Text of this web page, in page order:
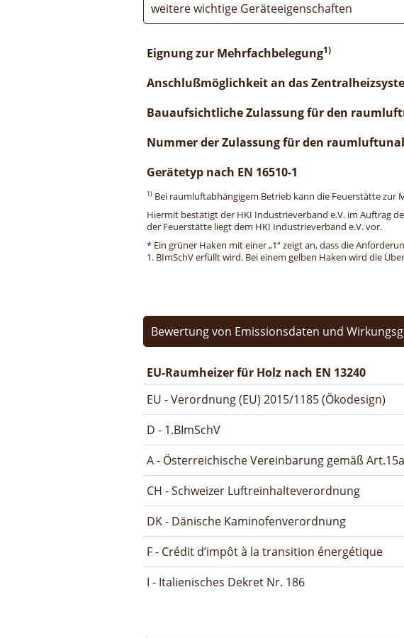
weitere wichtige Geräteeigenschaften
Eignung zur Mehrfachbelegung1)
Anschlußmöglichkeit an das
Bauaufsichtliche Zulassung für den
Nummer der Zulassung für den
Gerätetyp nach EN 16510-1
1) Bei raumluftabhängigem Betrieb kann die Feuerstätte zur
Hiermit bestätigt der HKI Industrieverband e.V. im Auftrag
der Feuerstätte liegt dem HKI Industrieverband e.V. vor.
* Ein grüner Haken mit einer „1“ zeigt an, dass die
1. BImSchV erfüllt wird. Bei einem gelben Haken wird die
Bewertung von Emissionsdaten und
EU-Raumheizer für Holz nach EN 13240
EU - Verordnung (EU) 2015/1185 (Ökodesign)
D - 1.BImSchV
A - Österreichische Vereinbarung gemäß
CH - Schweizer Luftreinhalteverordnung
DK - Dänische Kaminofenverordnung
F - Crédit d’impôt à la transition énergétique
I - Italienisches Dekret Nr. 186